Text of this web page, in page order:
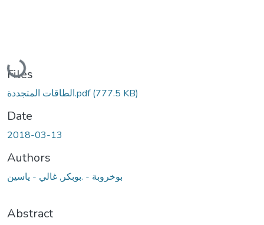
Loading...
Files
الطاقات المتجددة.pdf(777.5 KB)
Date
2018-03-13
Authors
بوخروبة - .بوبكر, غالي - ياسين
Abstract